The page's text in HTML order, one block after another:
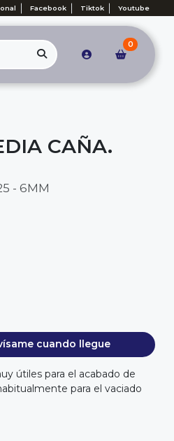
Facebook Tiktok Youtube
0
CAÑA.
- 6MM
cuando llegue
útiles para el acabado de
para el vaciado